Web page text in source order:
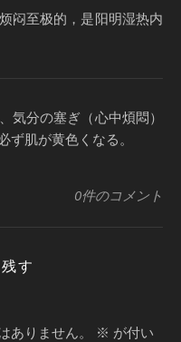
闷至极的，是阳明湿热内
気分の塞ぎ（心中煩悶）
肌が黄色くなる。
0件のコメント
す
ありません。 ※ が付い